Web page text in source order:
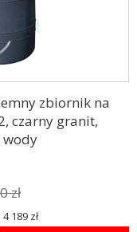
zbiornik na
czarny granit,
wody
zł
189 zł